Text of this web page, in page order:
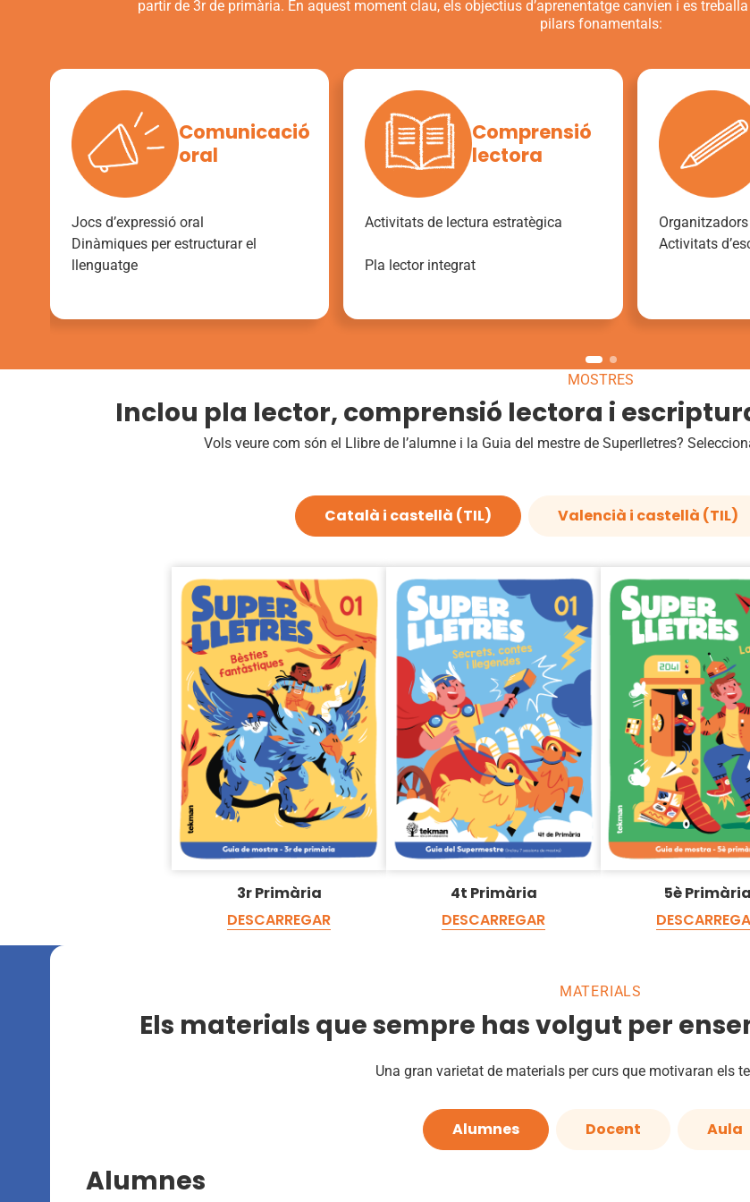
partir de 3r de primària. En aquest moment clau, els objectius d’aprenentatge canvien i es
pilars fonamentals:
Comunicació
oral
Jocs d’expressió oral
Dinàmiques per estructurar el
llenguatge
Comprensió
lectora
Activitats de lectura estratègica
Pla lector integrat
Activitats
MOSTRES
Inclou pla lector, comprensió lectora i
Vols veure com són el Llibre de l’alumne i la Guia del mestre de Superlletres?
Català i castellà (TIL) Valencià i castellà (TIL)
3r Primària
DESCARREGAR
4t Primària
DESCARREGAR
5è Primària
MATERIALS
Els materials que sempre has volgut per
Una gran varietat de materials per curs que motivaran els
Alumnes Docent Aula
Alumnes